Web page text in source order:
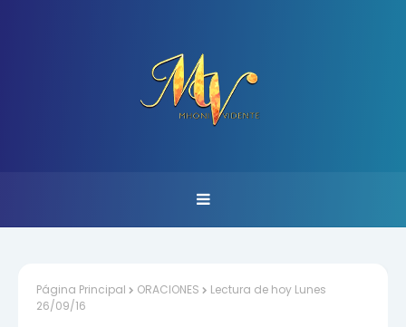
Página Principal ORACIONES
Lectura de hoy Lunes
26/09/16